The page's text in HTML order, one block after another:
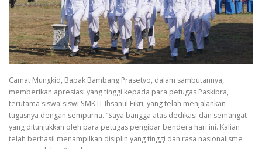
Camat Mungkid, Bapak Bambang Prasetyo, dalam sambutannya,
memberikan apresiasi yang tinggi kepada para petugas Paskibra,
terutama siswa-siswi SMK IT Ihsanul Fikri, yang telah menjalankan
tugasnya dengan sempurna. “Saya bangga atas dedikasi dan semangat
yang ditunjukkan oleh para petugas pengibar bendera hari ini. Kalian
telah berhasil menampilkan disiplin yang tinggi dan rasa nasionalisme